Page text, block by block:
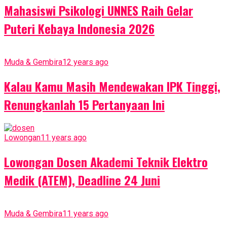
Mahasiswi Psikologi UNNES Raih Gelar
Puteri Kebaya Indonesia 2026
Muda & Gembira12 years ago
Kalau Kamu Masih Mendewakan IPK Tinggi,
Renungkanlah 15 Pertanyaan Ini
Lowongan11 years ago
Lowongan Dosen Akademi Teknik Elektro
Medik (ATEM), Deadline 24 Juni
Muda & Gembira11 years ago